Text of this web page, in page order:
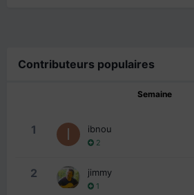
Contributeurs populaires
Semaine
1 ibnou
2
2 jimmy
1